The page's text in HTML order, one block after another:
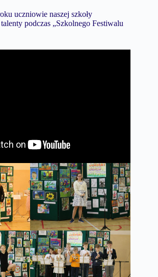
uczniowie naszej szkoły
podczas „Szkolnego Festiwalu